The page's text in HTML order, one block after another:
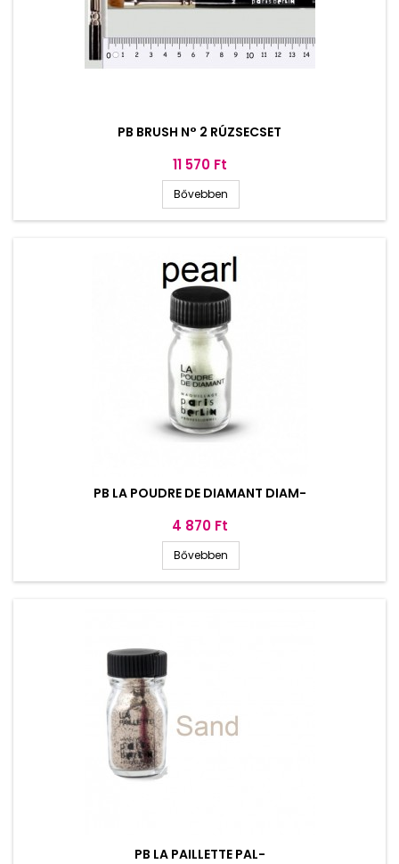
PB BRUSH N° 2 RÚZSECSET
Ár
11 570 Ft
Bővebben
PB LA POUDRE DE DIAMANT DIAM-
Ár
4 870 Ft
Bővebben
PB LA PAILLETTE PAL-